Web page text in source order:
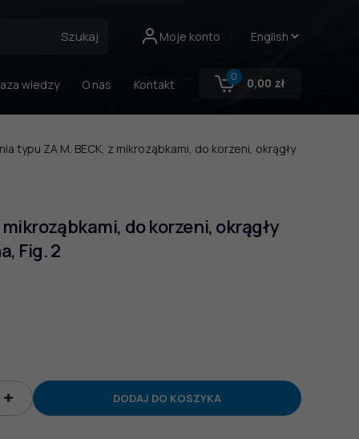
Szukaj Moje konto
wiedzy O nas Kontakt
0 0,00 zł
typu ZA M. BECK, z mikroząbkami, do korzeni, okrągły
do korzeni, okrągły
Fig. 2
DODAJ DO KOSZYKA